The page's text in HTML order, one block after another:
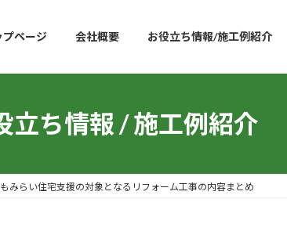
プページ 会社概要 お役立ち情報/施工例紹介
立ち情報 / 施工例紹介
みらい住宅支援の対象となるリフォーム工事の内容まとめ